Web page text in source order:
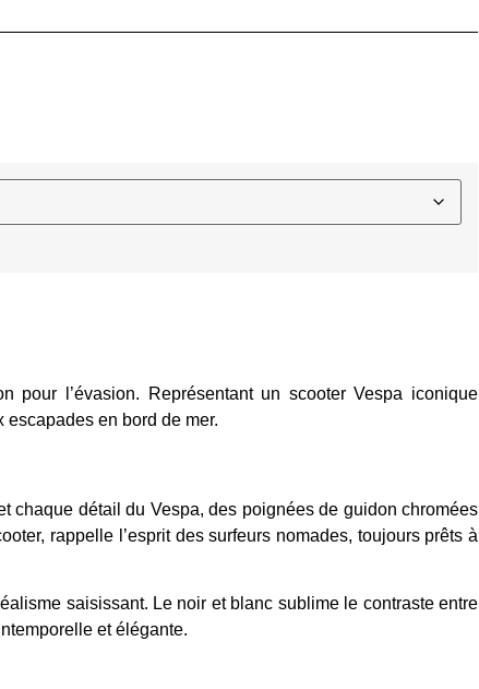
l’évasion. Représentant un scooter Vespa iconique
en bord de mer.
chaque détail du Vespa, des poignées de guidon chromées
rappelle l’esprit des surfeurs nomades, toujours prêts à
saisissant. Le noir et blanc sublime le contraste entre
et élégante.